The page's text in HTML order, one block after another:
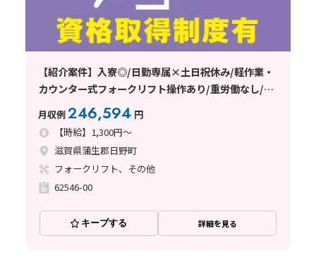
【紹介案件】入寮◎/日勤専属×土日祝休み/軽作業・
カウンター式フォークリフト操作あり/重労働なし/週
払い制度あり/未経験者歓迎♪
月収例246,594 円
【時給】1,300円～
滋賀県蒲生郡日野町
フォークリフト、その他
62546-00
キープする 詳細を見る